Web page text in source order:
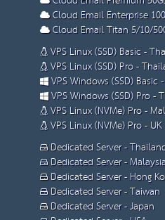
Cloud Email Enterprise
Cloud Email Titan 5/10/
VPS Linux (SSD) Basic -
VPS Linux (SSD) Pro -
VPS Windows (SSD) Basic
VPS Windows (SSD) Pro -
VPS Linux (NVMe) Pro -
VPS Linux (NVMe) Pro - UK
Dedicated Server -
Dedicated Server -
Dedicated Server - Hong
Dedicated Server - Taiwan
Dedicated Server - Japan